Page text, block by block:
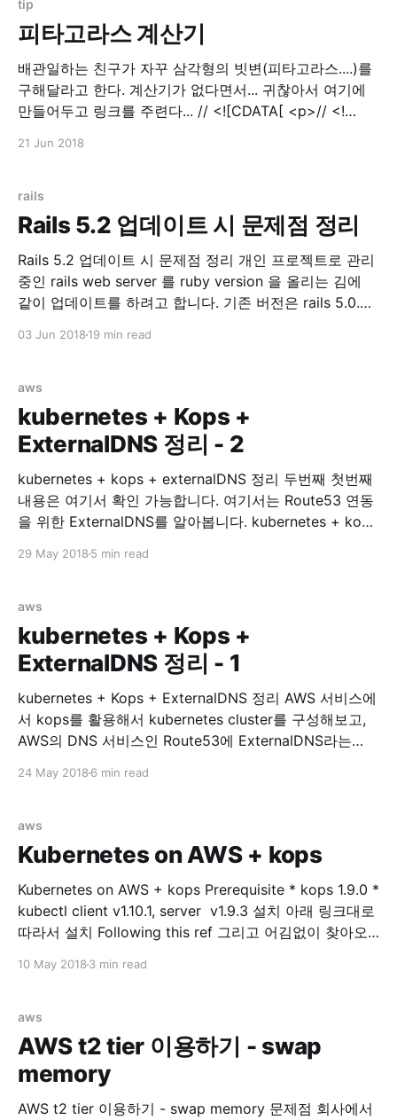
tip
피타고라스 계산기
배관일하는 친구가 자꾸 삼각형의 빗변(피타고라스....)를
구해달라고 한다. 계산기가 없다면서... 귀찮아서 여기에
만들어두고 링크를 주련다... // <![CDATA[ <p>// <!
$('input[name=result]'
21 Jun 2018
rails
Rails 5.2 업데이트 시 문제점 정리
Rails 5.2 업데이트 시 문제점 정리 개인 프로젝트로 관리
중인 rails web server 를 ruby version 을 올리는 김에
같이 업데이트를 하려고 합니다. 기존 버전은 rails 5.0.3
03 Jun 2018 19 min read
aws
kubernetes + Kops +
ExternalDNS 정리 - 2
kubernetes + kops + externalDNS 정리 두번째 첫번째
내용은 여기서 확인 가능합니다. 여기서는 Route53 연동
을 위한 ExternalDNS를 알아봅니다. kubernetes + kops
Services 들을 위해 Route53 연동을 시작해봅시다.
kubernetes-incubator/external-dns · GitHub 위 링크에
가면 ExternalDNS on AWS 에 대한 설명이
29 May 2018 5 min read
aws
kubernetes + Kops +
ExternalDNS 정리 - 1
kubernetes + Kops + ExternalDNS 정리 AWS 서비스에
서 kops를 활용해서 kubernetes cluster를 구성해보고,
AWS의 DNS 서비스인 Route53에 ExternalDNS라는
study를 하며 알게된 부분을 정리하는데 목적이 있습니
24 May 2018 6 min read
aws
Kubernetes on AWS + kops
Kubernetes on AWS + kops Prerequisite * kops 1.9.0 *
kubectl client v1.10.1, server v1.9.3 설치 아래 링크대로
따라서 설치 Following this ref 그리고 어김없이 찾아오
kops update cluster —yes $NAME) 후에 아래와 같은
10 May 2018 3 min read
aws
AWS t2 tier 이용하기 - swap
memory
AWS t2 tier 이용하기 - swap memory 문제점 회사에서